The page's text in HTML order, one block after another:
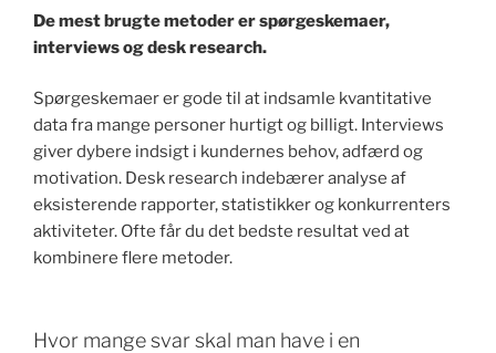
De mest brugte metoder er spørgeskemaer,
interviews og desk research.
Spørgeskemaer er gode til at indsamle kvantitative
data fra mange personer hurtigt og billigt. Interviews
giver dybere indsigt i kundernes behov, adfærd og
motivation. Desk research indebærer analyse af
eksisterende rapporter, statistikker og konkurrenters
aktiviteter. Ofte får du det bedste resultat ved at
kombinere flere metoder.
Hvor mange svar skal man have i en